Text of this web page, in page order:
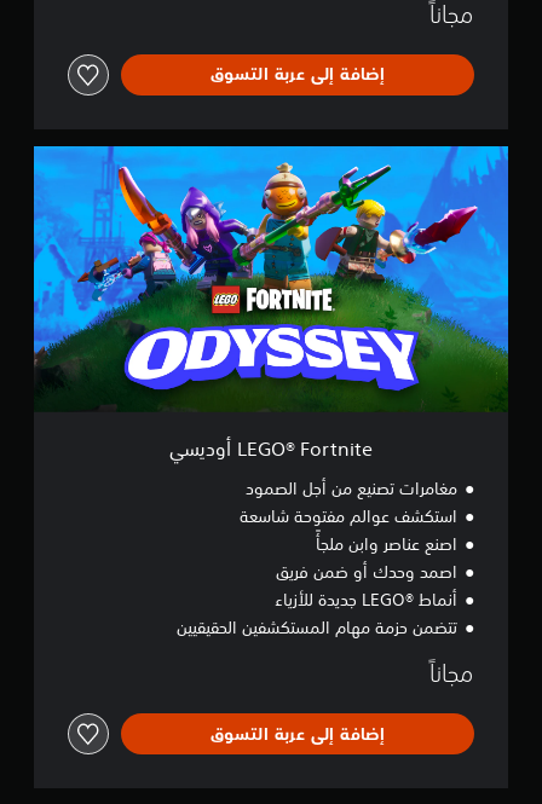
مجاناً
إضافة إلى عربة التسوق
L
t
n
i
t
e
LEGO® Fortnite أوديسي
مغامرات تصنيع من أجل الصمود
استكشف عوالم مفتوحة شاسعة
اصنع عناصر وابن ملجأً
اصمد وحدك أو ضمن فريق
أنماط LEGO®‎ جديدة للأزياء
تتضمن حزمة مهام المستكشفين الحقيقيين
مجاناً
إضافة إلى عربة التسوق